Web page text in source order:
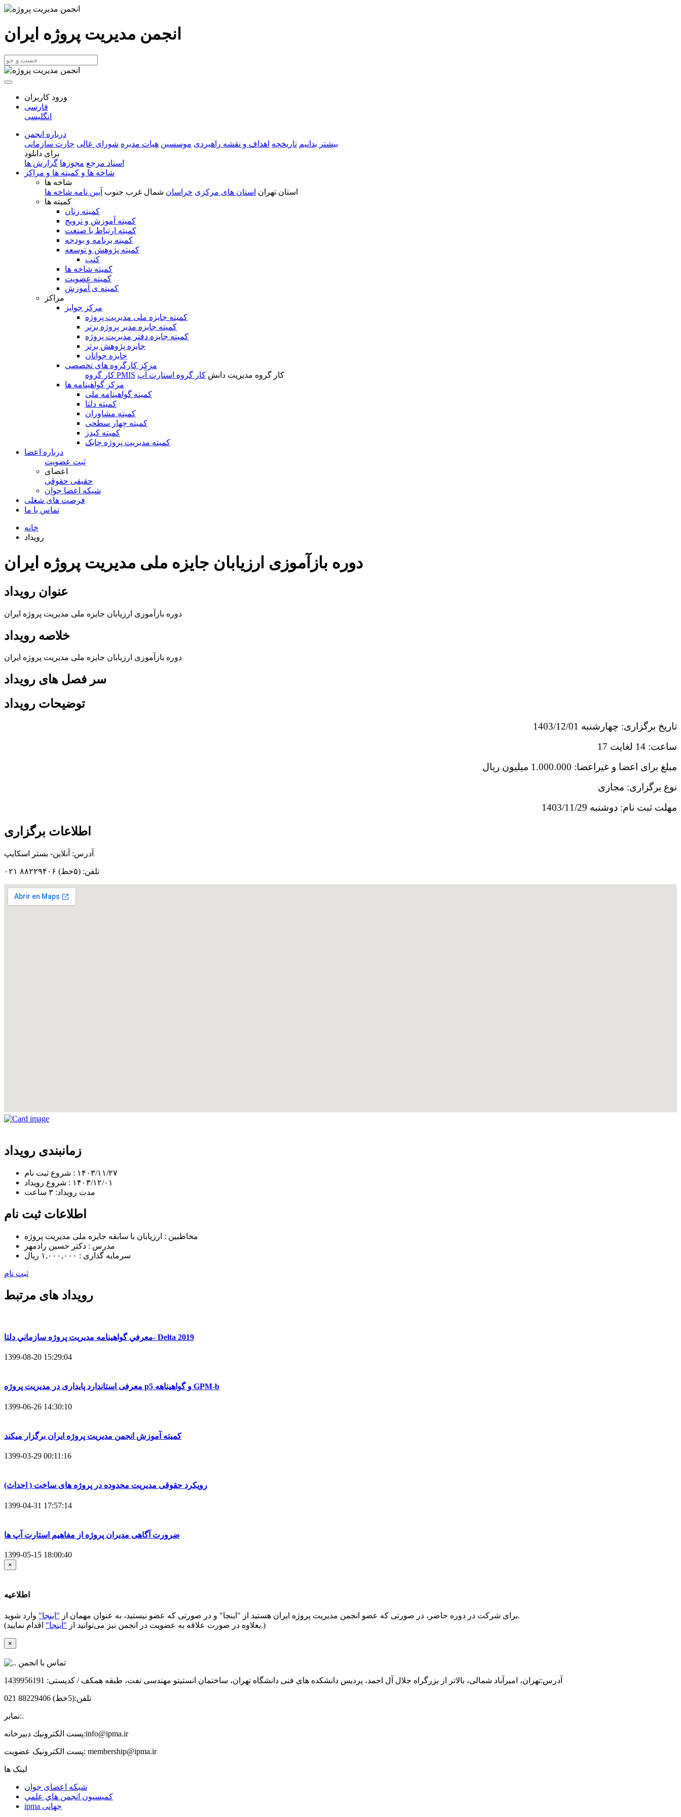
انجمن مدیریت پروژه ایران
ورود کاربران
فارسی
انگلیسی
درباره انجمن
بیشتر بدانیم تاریخچه اهداف و نقشه راهبردی موسسین هیات مدیره شورای عالی چارت سازمانی
برای دانلود
اسناد مرجع مجوزها گزارش ها
شاخه ها و کمیته ها و مراکز
شاخه ها
استان تهران استان های مرکزی خراسان شمال غرب جنوب آیین نامه شاخه ها
کمیته ها
کمیته زنان
کمیته آموزش و ترویج
کمیته ارتباط با صنعت
کمیته برنامه و بودجه
کمیته پژوهش و توسعه
کتب
کمیته شاخه ها
کمیته عضویت
کمیته ی آموزش
مراکز
مرکز جوایز
کمیته جایزه ملی مدیریت پروژه
کمیته جایزه مدیر پروژه برتر
کمیته جایزه دفتر مدیریت پروژه
جایزه پژوهش برتر
جایزه جوانان
مرکز کارگروه های تخصصی
کار گروه PMIS
کار گروه مدیریت دانش کار گروه استارت آپ
مرکز گواهینامه ها
کمیته گواهینامه ملی
کمیته دلتا
کمیته مشاوران
کمیته چهار سطحی
کمیته کیدز
کمیته مدیریت پروژه چابک
درباره اعضا
ثبت عضویت
اعضای
حقیقی حقوقی
شبكه اعضا جوان
فرصت های شغلی
تماس با ما
خانه
رویداد
دوره بازآموزی ارزیابان جایزه ملی مدیریت پروژه ایران
عنوان رویداد
دوره بازآموزی ارزیابان جایزه ملی مدیریت پروژه ایران
خلاصه رویداد
دوره بازآموزی ارزیابان جایزه ملی مدیریت پروژه ایران
سر فصل های رویداد
توضیحات رویداد
تاریخ برگزاری: چهارشنبه 1403/12/01
ساعت: 14 لغایت 17
مبلغ برای اعضا و غیراعضا: 1.000.000 میلیون ریال
نوع برگزاری: مجازی
مهلت ثبت نام: دوشنبه 1403/11/29
اطلاعات برگزاری
آدرس: آنلاین- بستر اسکایپ
تلفن: (۵خط) ۸۸۲۲۹۴۰۶ ۰۲۱
زمانبندی رویداد
شروع ثبت نام : ۱۴۰۳/۱۱/۲۷
شروع رویداد : ۱۴۰۳/۱۲/۰۱
مدت رویداد: ۳ ساعت
اطلاعات ثبت نام
مخاطبین : ارزیابان با سابقه جایزه ملی مدیریت پروژه
مدرس : دکتر حسین رادمهر
سرمایه گذاری : ۱,۰۰۰,۰۰۰ ریال
ثبت نام
رویداد های مرتبط
معرفي گواهينامه مديريت پروژه سازماني دلتا- Delta 2019
1399-08-20 15:29:04
معرفی استاندارد پایداری در مدیریت پروژه p5 و گواهیناهه GPM-b
1399-06-26 14:30:10
کمیته آموزش انجمن مدیریت پروژه ایران برگزار میکند
1399-03-29 00:11:16
رویکرد حقوقی مدیریت محدوده در پروژه های ساخت ( احداث)
1399-04-31 17:57:14
ضرورت آگاهی مدیران پروژه از مفاهیم استارت آپ ها
1399-05-15 18:00:40
×
اطلاعیه
برای شرکت در دوره حاضر، در صورتی که عضو انجمن مدیریت پروژه ایران هستید از "اینجا" و در صورتی که عضو نیستید، به عنوان مهمان از "اینجا"
وارد شوید.
(بعلاوه در صورت علاقه به عضویت در انجمن‌ نیز می‌توانید از "اینجا" اقدام نمایید.)
×
تماس با انجمن
آدرس:تهران، امیرآباد شمالی، بالاتر از بزرگراه جلال آل احمد، پردیس دانشکده های فنی دانشگاه تهران، ساختمان انستیتو مهندسی نفت، طبقه همکف / کدپستی: 1439956191
تلفن:(5خط) 88229406 021
نمابر:.
پست الكترونيك دبیرخانه:info@ipma.ir
پست الکترونیک عضویت: membership@ipma.ir
لینک ها
شبکه اعضای جوان
كميسيون انجمن هاي علمي
ipma جهانی